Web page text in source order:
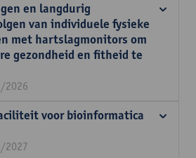
en langdurig
van individuele fysieke
met hartslagmonitors om
gezondheid en fitheid te
2026
voor bioinformatica
2027